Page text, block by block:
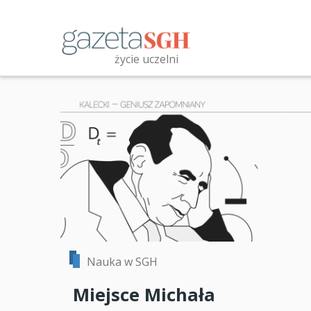
życie uczelni
Nauka w SGH
Miejsce Michała